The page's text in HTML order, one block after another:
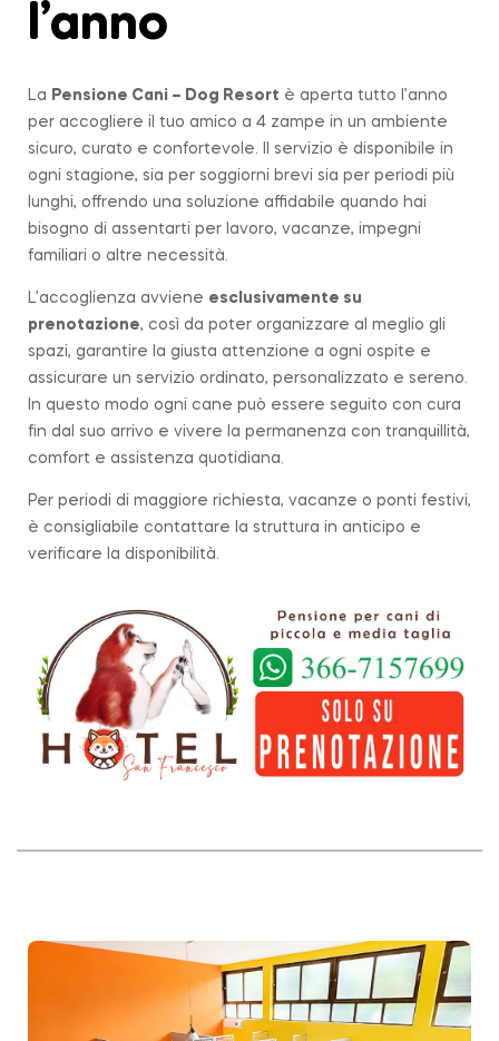
l’anno
La Pensione Cani – Dog Resort è aperta tutto l’anno
per accogliere il tuo amico a 4 zampe in un ambiente
sicuro, curato e confortevole. Il servizio è disponibile in
ogni stagione, sia per soggiorni brevi sia per periodi più
lunghi, offrendo una soluzione affidabile quando hai
bisogno di assentarti per lavoro, vacanze, impegni
familiari o altre necessità.
L’accoglienza avviene esclusivamente su
prenotazione, così da poter organizzare al meglio gli
spazi, garantire la giusta attenzione a ogni ospite e
assicurare un servizio ordinato, personalizzato e sereno.
In questo modo ogni cane può essere seguito con cura
fin dal suo arrivo e vivere la permanenza con tranquillità,
comfort e assistenza quotidiana.
Per periodi di maggiore richiesta, vacanze o ponti festivi,
è consigliabile contattare la struttura in anticipo e
verificare la disponibilità.